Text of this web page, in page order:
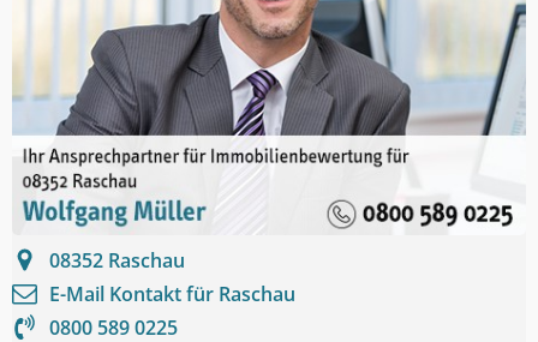
08352 Raschau
E-Mail Kontakt für Raschau
0800 589 0225